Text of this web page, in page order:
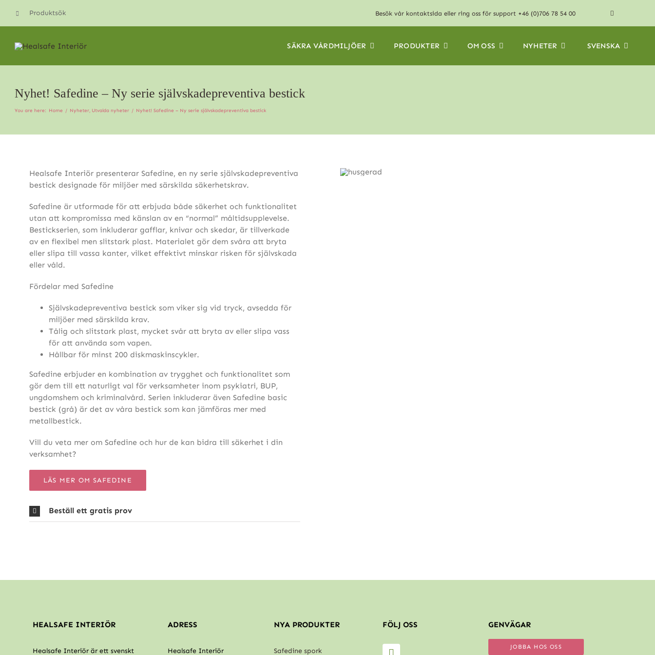
content
Produktsök Besök vår kontaktsida eller ring oss för support +46 (0)706 78 54 00
SÄKRA VÅRDMILJÖER PRODUKTER OM OSS NYHETER SVENSKA
Nyhet! Safedine – Ny serie självskadepreventiva bestick
You are here: Home Nyheter Utvalda nyheter Nyhet! Safedine – Ny serie självskadepreventiva bestick
Healsafe Interiör presenterar Safedine, en ny serie självskadepreventiva
bestick designade för miljöer med särskilda säkerhetskrav.
Safedine är utformade för att erbjuda både säkerhet och funktionalitet
utan att kompromissa med känslan av en “normal” måltidsupplevelse.
Bestickserien, som inkluderar gafflar, knivar och skedar, är tillverkade
av en flexibel men slitstark plast. Materialet gör dem svåra att bryta
eller slipa till vassa kanter, vilket effektivt minskar risken för självskada
eller våld.
Fördelar med Safedine
Självskadepreventiva bestick som viker sig vid tryck, avsedda för
miljöer med särskilda krav.
Tålig och slitstark plast, mycket svår att bryta av eller slipa vass
för att använda som vapen.
Hållbar för minst 200 diskmaskinscykler.
Safedine erbjuder en kombination av trygghet och funktionalitet som
gör dem till ett naturligt val för verksamheter inom psykiatri, BUP,
ungdomshem och kriminalvård. Serien inkluderar även Safedine basic
bestick (grå) är det av våra bestick som kan jämföras mer med
metallbestick.
Vill du veta mer om Safedine och hur de kan bidra till säkerhet i din
verksamhet?
LÄS MER OM SAFEDINE
Beställ ett gratis prov
HEALSAFE INTERIÖR
Healsafe Interiör är ett svenskt
ADRESS
Healsafe Interiör
NYA PRODUKTER
Safedine spork
FÖLJ OSS GENVÄGAR
JOBBA HOS OSS